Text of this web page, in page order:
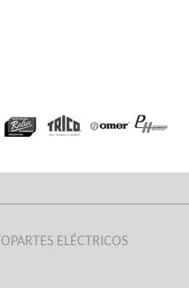
ELÉCTRICOS